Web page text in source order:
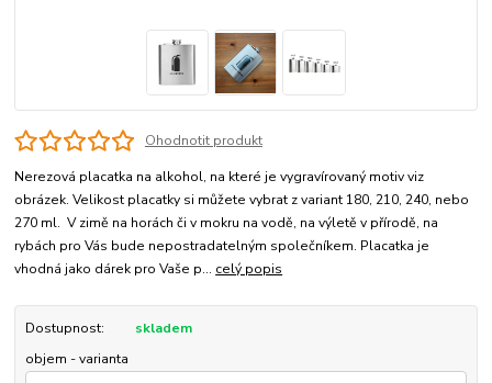
Ohodnotit produkt
Nerezová placatka na alkohol, na které je vygravírovaný motiv viz
obrázek. Velikost placatky si můžete vybrat z variant 180, 210, 240, nebo
270 ml. V zimě na horách či v mokru na vodě, na výletě v přírodě, na
rybách pro Vás bude nepostradatelným společníkem. Placatka je
vhodná jako dárek pro Vaše p... celý popis
Dostupnost:
skladem
objem - varianta